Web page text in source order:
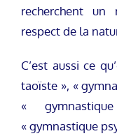
recherchent
respect de la
C’est aussi ce
taoïste », «
«
« gymnastique